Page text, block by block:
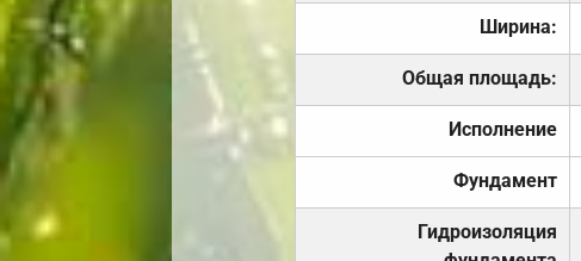
Ширина:
Общая площадь:
Исполнение
Фундамент
Гидроизоляция